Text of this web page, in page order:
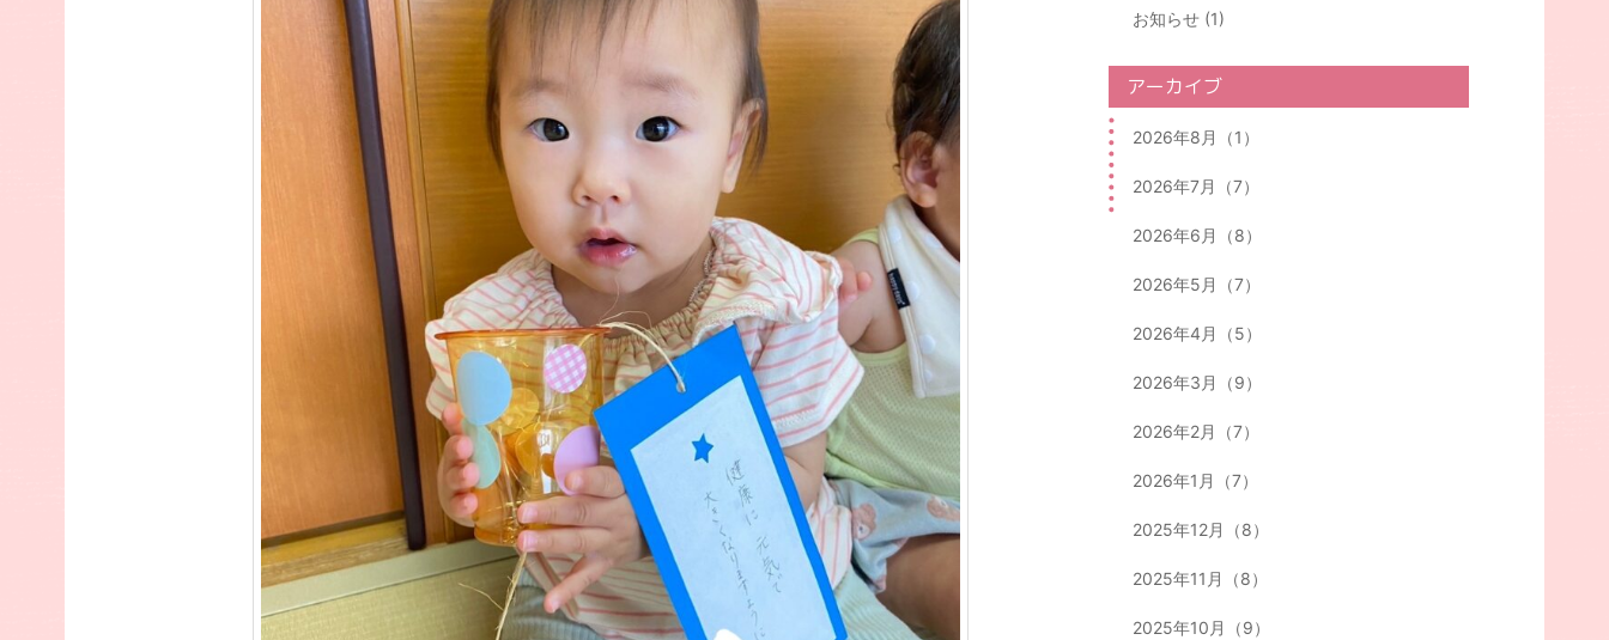
お知らせ (1)
アーカイブ
2026年8月（1）
2026年7月（7）
2026年6月（8）
2026年5月（7）
2026年4月（5）
2026年3月（9）
2026年2月（7）
2026年1月（7）
2025年12月（8）
2025年11月（8）
2025年10月（9）